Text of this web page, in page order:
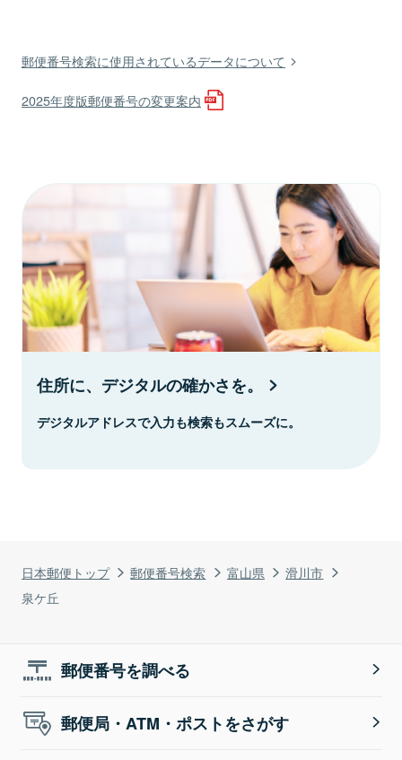
日本郵便トップ 郵便番号検索 富山県
滑川市
泉ケ丘
郵便番号検索に使用されているデータについて
2025年度版郵便番号の変更案内
住所に、デジタルの確かさを。
デジタルアドレスで入力も検索もスムーズに。
郵便番号を調べる
郵便局・ATM・ポストをさがす